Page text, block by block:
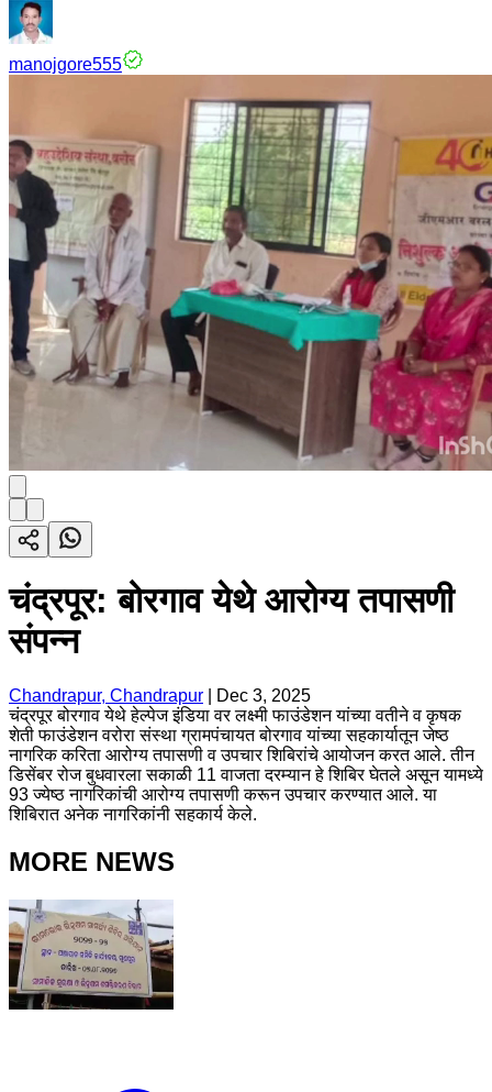
manojgore555
चंद्रपूर: बोरगाव येथे आरोग्य तपासणी
संपन्न
Chandrapur, Chandrapur
Dec 3, 2025
चंद्रपूर बोरगाव येथे हेल्पेज इंडिया वर लक्ष्मी फाउंडेशन यांच्या वतीने व कृषक
शेती फाउंडेशन वरोरा संस्था ग्रामपंचायत बोरगाव यांच्या सहकार्यातून जेष्ठ
नागरिक करिता आरोग्य तपासणी व उपचार शिबिरांचे आयोजन करत आले. तीन
डिसेंबर रोज बुधवारला सकाळी 11 वाजता दरम्यान हे शिबिर घेतले असून यामध्ये
93 ज्येष्ठ नागरिकांची आरोग्य तपासणी करून उपचार करण्यात आले. या
शिबिरात अनेक नागरिकांनी सहकार्य केले.
MORE NEWS